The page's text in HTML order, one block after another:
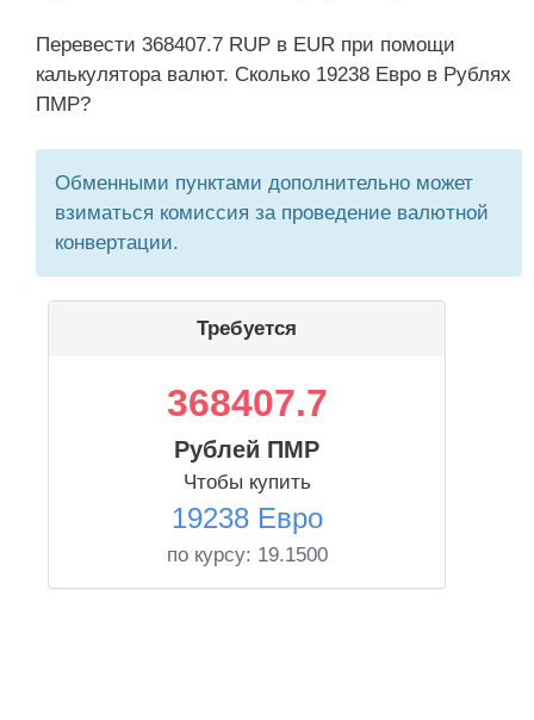
Перевести 368407.7 RUP в EUR при помощи
калькулятора валют. Сколько 19238 Евро в Рублях
ПМР?
Обменными пунктами дополнительно может
взиматься комиссия за проведение валютной
конвертации.
Требуется
368407.7
Рублей ПМР
Чтобы купить
19238 Евро
по курсу: 19.1500